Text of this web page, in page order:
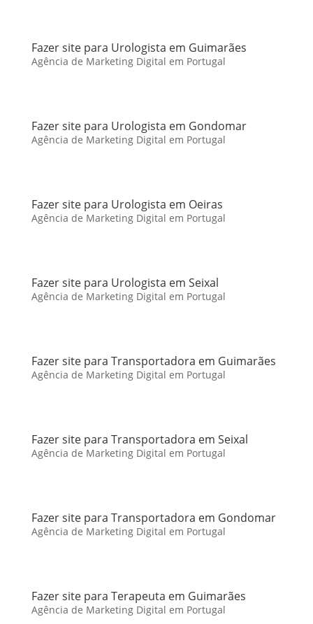
Fazer site para Urologista em Guimarães
Agência de Marketing Digital em Portugal
Fazer site para Urologista em Gondomar
Agência de Marketing Digital em Portugal
Fazer site para Urologista em Oeiras
Agência de Marketing Digital em Portugal
Fazer site para Urologista em Seixal
Agência de Marketing Digital em Portugal
Fazer site para Transportadora em Guimarães
Agência de Marketing Digital em Portugal
Fazer site para Transportadora em Seixal
Agência de Marketing Digital em Portugal
Fazer site para Transportadora em Gondomar
Agência de Marketing Digital em Portugal
Fazer site para Terapeuta em Guimarães
Agência de Marketing Digital em Portugal